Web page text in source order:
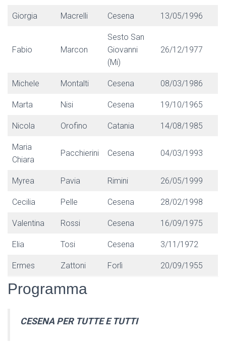
Giorgia Macrelli Cesena 13/05/1996
Fabio Marcon
Sesto San
Giovanni
(Mi)
26/12/1977
Michele Montalti Cesena 08/03/1986
Marta Nisi Cesena 19/10/1965
Nicola Orofino Catania 14/08/1985
Maria
Chiara
Pacchierini Cesena 04/03/1993
Myrea Pavia Rimini 26/05/1999
Cecilia Pelle Cesena 28/02/1998
Valentina Rossi Cesena 16/09/1975
Elia Tosi Cesena 3/11/1972
Ermes Zattoni Forlì 20/09/1955
Programma
CESENA PER TUTTE E TUTTI